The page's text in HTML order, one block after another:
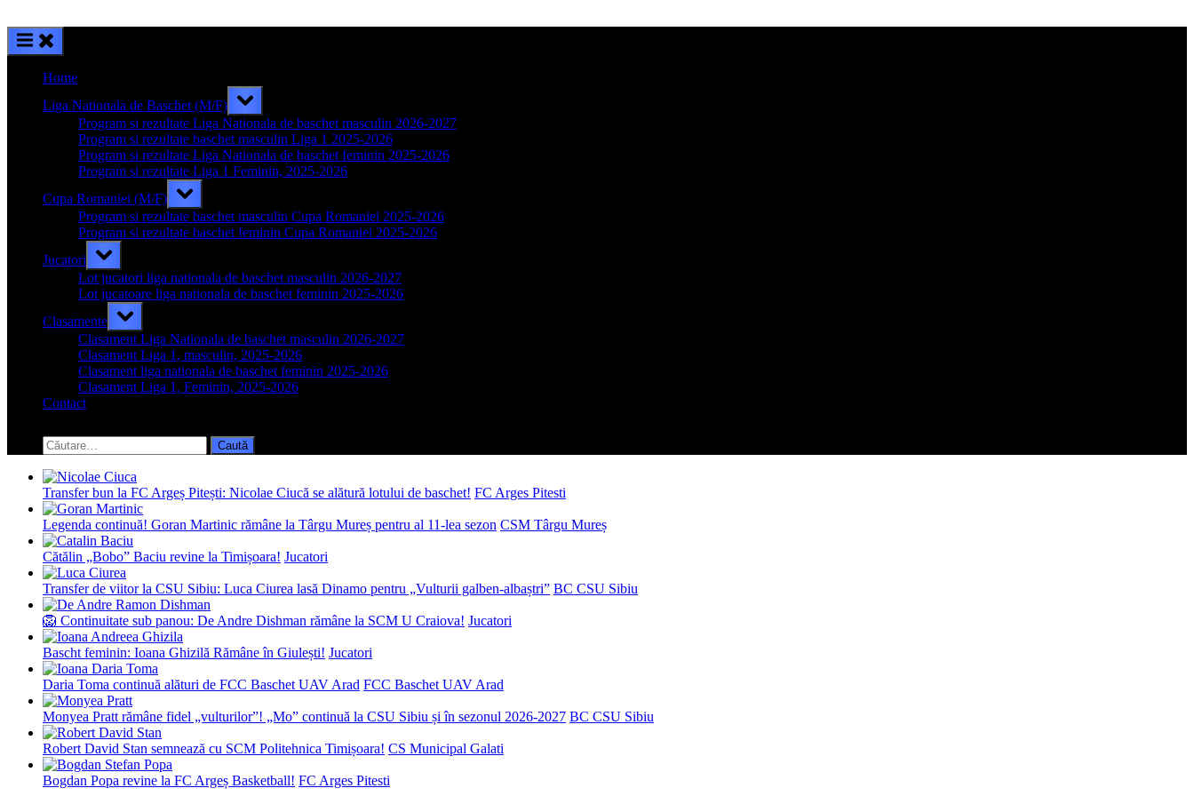
Home
Liga Nationala de Baschet (M/F)
Toggle
sub-
menu
Program si rezultate Liga Nationala de baschet masculin 2026-2027
Program si rezultate baschet masculin Liga 1 2025-2026
Program si rezultate Liga Nationala de baschet feminin 2025-2026
Program si rezultate Liga 1 Feminin, 2025-2026
Cupa Romaniei (M/F)
Toggle
sub-
menu
Program si rezultate baschet masculin Cupa Romaniei 2025-2026
Program si rezultate baschet feminin Cupa Romaniei 2025-2026
Jucatori
Toggle
sub-
menu
Lot jucatori liga nationala de baschet masculin 2026-2027
Lot jucatoare liga nationala de baschet feminin 2025-2026
Clasamente
Toggle
sub-
menu
Clasament Liga Nationala de baschet masculin 2026-2027
Clasament Liga 1, masculin, 2025-2026
Clasament liga nationala de baschet feminin 2025-2026
Clasament Liga 1, Feminin, 2025-2026
Contact
search
form
Caută
după:
Transfer bun la FC Argeș Pitești: Nicolae Ciucă se alătură lotului de baschet! FC Arges Pitesti
Legenda continuă! Goran Martinic rămâne la Târgu Mureș pentru al 11-lea sezon CSM Târgu Mureș
Cătălin „Bobo” Baciu revine la Timișoara! Jucatori
Transfer de viitor la CSU Sibiu: Luca Ciurea lasă Dinamo pentru „Vulturii galben-albaștri” BC CSU Sibiu
🦁 Continuitate sub panou: De Andre Dishman rămâne la SCM U Craiova! Jucatori
Bascht feminin: Ioana Ghizilă Rămâne în Giulești! Jucatori
Daria Toma continuă alături de FCC Baschet UAV Arad FCC Baschet UAV Arad
Monyea Pratt rămâne fidel „vulturilor”! „Mo” continuă la CSU Sibiu și în sezonul 2026-2027 BC CSU Sibiu
Robert David Stan semnează cu SCM Politehnica Timișoara! CS Municipal Galati
Bogdan Popa revine la FC Argeș Basketball! FC Arges Pitesti